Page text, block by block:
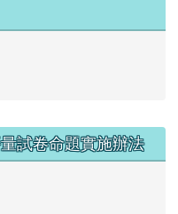
試卷命題實施辦法